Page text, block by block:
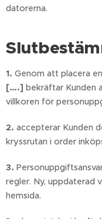
datorerna.
1. Genom att placera
[….] bekräftar Kunden
villkoren för
2. accepterar Kunden
kryssrutan i order
3.
regler. Ny, uppdaterad
hemsida.